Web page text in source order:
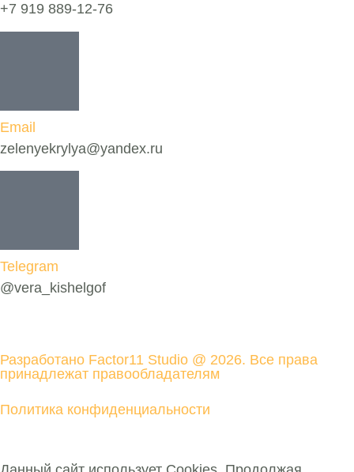
+7 919 889-12-76
Email
zelenyekrylya@yandex.ru
Telegram
@vera_kishelgof
Разработано Factor11 Studio @ 2026. Все права
принадлежат правообладателям
Политика конфиденциальности